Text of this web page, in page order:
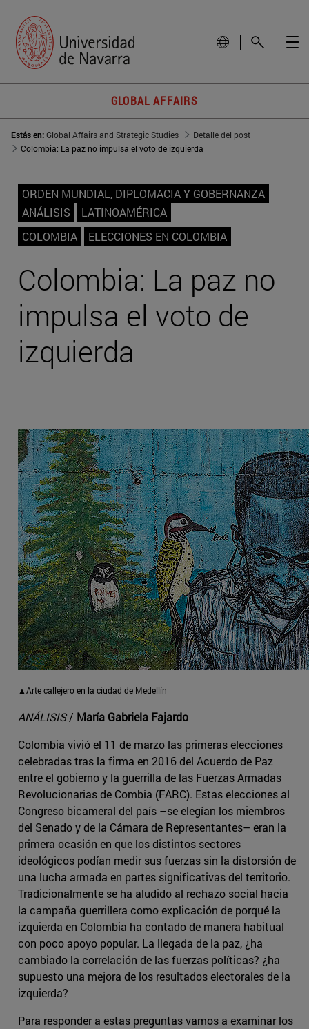
GLOBAL AFFAIRS
Estás en:Global Affairs and Strategic Studies
Detalle del post
Colombia: La paz no impulsa el voto de izquierda
ORDEN MUNDIAL, DIPLOMACIA Y GOBERNANZA
ANÁLISIS
LATINOAMÉRICA
COLOMBIA
ELECCIONES EN COLOMBIA
Colombia: La paz no
impulsa el voto de
izquierda
▲Arte callejero en la ciudad de Medellín
ANÁLISIS/ María Gabriela Fajardo
Colombia vivió el 11 de marzo las primeras elecciones
celebradas tras la firma en 2016 del Acuerdo de Paz
entre el gobierno y la guerrilla de las Fuerzas Armadas
Revolucionarias de Combia (FARC). Estas elecciones al
Congreso bicameral del país –se elegían los miembros
del Senado y de la Cámara de Representantes– eran la
primera ocasión en que los distintos sectores
ideológicos podían medir sus fuerzas sin la distorsión de
una lucha armada en partes significativas del territorio.
Tradicionalmente se ha aludido al rechazo social hacia
la campaña guerrillera como explicación de porqué la
izquierda en Colombia ha contado de manera habitual
con poco apoyo popular. La llegada de la paz, ¿ha
cambiado la correlación de las fuerzas políticas? ¿ha
supuesto una mejora de los resultados electorales de la
izquierda?
Para responder a estas preguntas vamos a examinar los